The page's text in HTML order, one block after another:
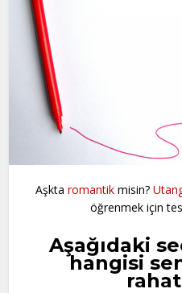
Aşkta romantikmisin?
öğrenmek için
Aşağıdaki
hangisi